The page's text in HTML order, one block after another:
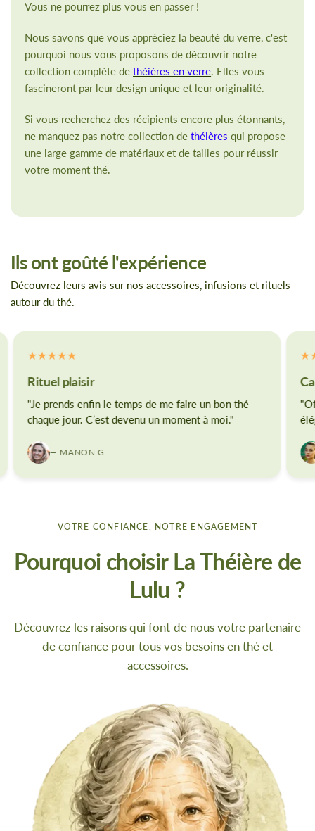
Vous ne pourrez plus vous en passer !
Nous savons que vous appréciez la beauté du verre, c'est
pourquoi nous vous proposons de découvrir notre
collection complète dethéières en verre. Elles vous
fascineront par leur design unique et leur originalité.
Si vous recherchez des récipients encore plus étonnants,
ne manquez pas notre collection dethéières qui propose
une large gamme de matériaux et de tailles pour réussir
votre moment thé.
Ils ont goûté l'expérience
Découvrez leurs avis sur nos accessoires, infusions et rituels
autour du thé.
Rituel plaisir
"Je prends enfin le temps de me faire un bon thé
chaque jour. C’est devenu un moment à moi."
— MANON G.
VOTRE CONFIANCE, NOTRE ENGAGEMENT
Pourquoi choisir La Théière de
Lulu ?
Découvrez les raisons qui font de nous votre partenaire
de confiance pour tous vos besoins en thé et
accessoires.